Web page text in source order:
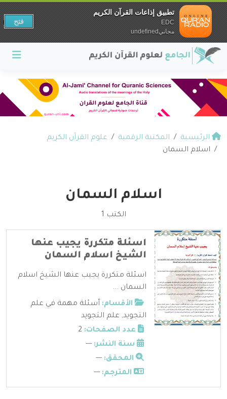
الرئيسية المكتبة الرقمية
علوم القرآن الكريم
اسلام السمان
اسلام السمان
الكتب 1
اسئلة متكررة يجيب عنها
الشيخ اسلام السمان
اسئلة متكررة يجيب عنها الشيخ اسلام
السمان ...
الأقسام: أسئلة مهمة في علم
التجويد, علم التجويد
عدد الصفحات:
سنة النشر: ---
المحقق: ---
المترجم: ---
تطبيق إذاعات القرآن الكريم
EDC
مجانيundefined
فتح